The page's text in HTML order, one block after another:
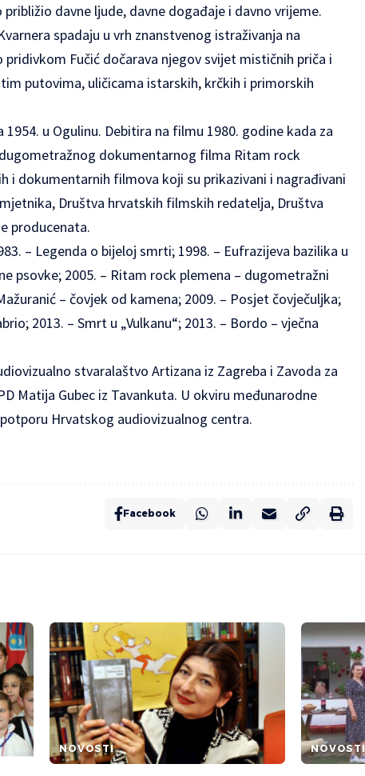
davne ljude, davne događaje i davno vrijeme.
spadaju u vrh znanstvenog istraživanja na
Fučić dočarava njegov svijet mističnih priča i
putovima, uličicama istarskih, krčkih i primorskih
u Ogulinu. Debitira na filmu 1980. godine kada za
dokumentarnog filma Ritam rock
i dokumentarnih filmova koji su prikazivani i nagrađivani
Društva hrvatskih filmskih redatelja, Društva
producenata.
– Legenda o bijeloj smrti; 1998. – Eufrazijeva bazilika u
psovke; 2005. – Ritam rock plemena – dugometražni
– čovjek od kamena; 2009. – Posjet čovječuljka;
2013. – Smrt u „Vulkanu“; 2013. – Bordo – vječna
stvaralaštvo Artizana iz Zagreba i Zavoda za
Matija Gubec iz Tavankuta. U okviru međunarodne
Hrvatskog audiovizualnog centra.
Facebook
NOVOSTI NOVOSTI